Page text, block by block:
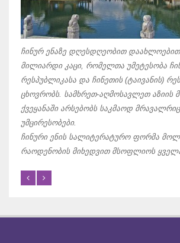
ჩინურ ენაზე დღესდღეობით
მილიარდი კაცი, რომელთა უმეტესობა
რესპუბლიკასა და ჩინეთის (ტაივანის)
ცხოვრობს. სამხრეთ-აღმოსავლეთ აზიის
ქვეყანაში არსებობს საკმაოდ
უმცირესობები.
ჩინური ენის სალიტერატურო ფორმა
რაოდენობის მიხედვით მსოფლიოს